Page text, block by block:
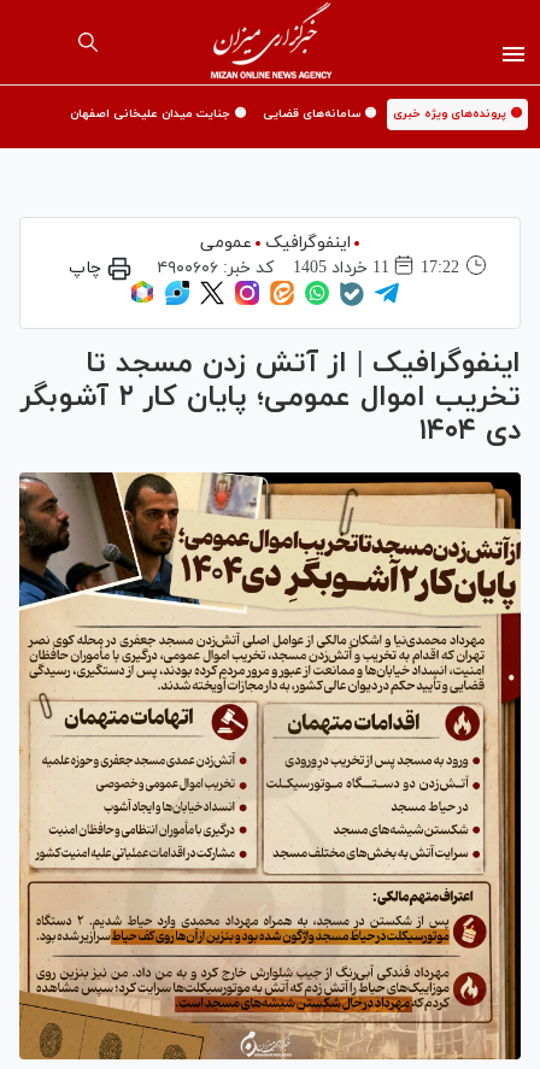
🟡 پرونده‌های ویژه خبری 🟡 سامانه‌های قضایی 🟡 جنایت میدان علیخانی اصفهان
اینفوگرافیک
عمومی
17:22
11 خرداد 1405 کد خبر: ۴۹۰۰۶۰۶ چاپ
اینفوگرافیک | از آتش زدن مسجد تا
تخریب اموال عمومی؛ پایان کار ۲ آشوبگر
دی ۱۴۰۴